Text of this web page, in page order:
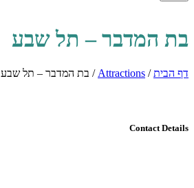
בת המדבר – תל שבע
דף הבית/
Attractions
/ בת המדבר – תל שבע
Contact Details